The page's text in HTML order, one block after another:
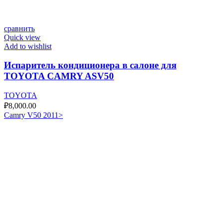
сравнить
Quick view
Add to wishlist
Испаритель кондиционера в салоне для
TOYOTA CAMRY ASV50
TOYOTA
₽8,000.00
Camry V50 2011>